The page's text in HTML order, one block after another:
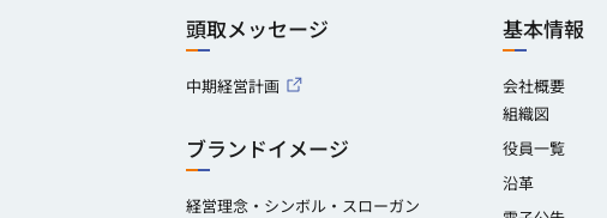
頭取メッセージ
中期経営計画
ブランドイメージ
経営理念・シンボル・スローガン
基本情報
会社概要
組織図
役員一覧
沿革